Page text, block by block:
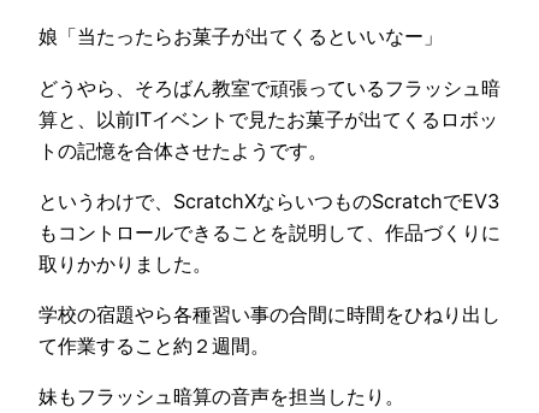
娘「当たったらお菓子が出てくるといいなー」
どうやら、そろばん教室で頑張っているフラッシュ暗
算と、以前ITイベントで見たお菓子が出てくるロボッ
トの記憶を合体させたようです。
というわけで、ScratchXならいつものScratchでEV3
もコントロールできることを説明して、作品づくりに
取りかかりました。
学校の宿題やら各種習い事の合間に時間をひねり出し
て作業すること約２週間。
妹もフラッシュ暗算の音声を担当したり。